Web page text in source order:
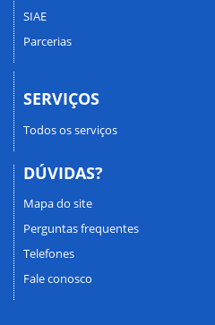
SIAE
Parcerias
SERVIÇOS
Todos os serviços
DÚVIDAS?
Mapa do site
Perguntas frequentes
Telefones
Fale conosco